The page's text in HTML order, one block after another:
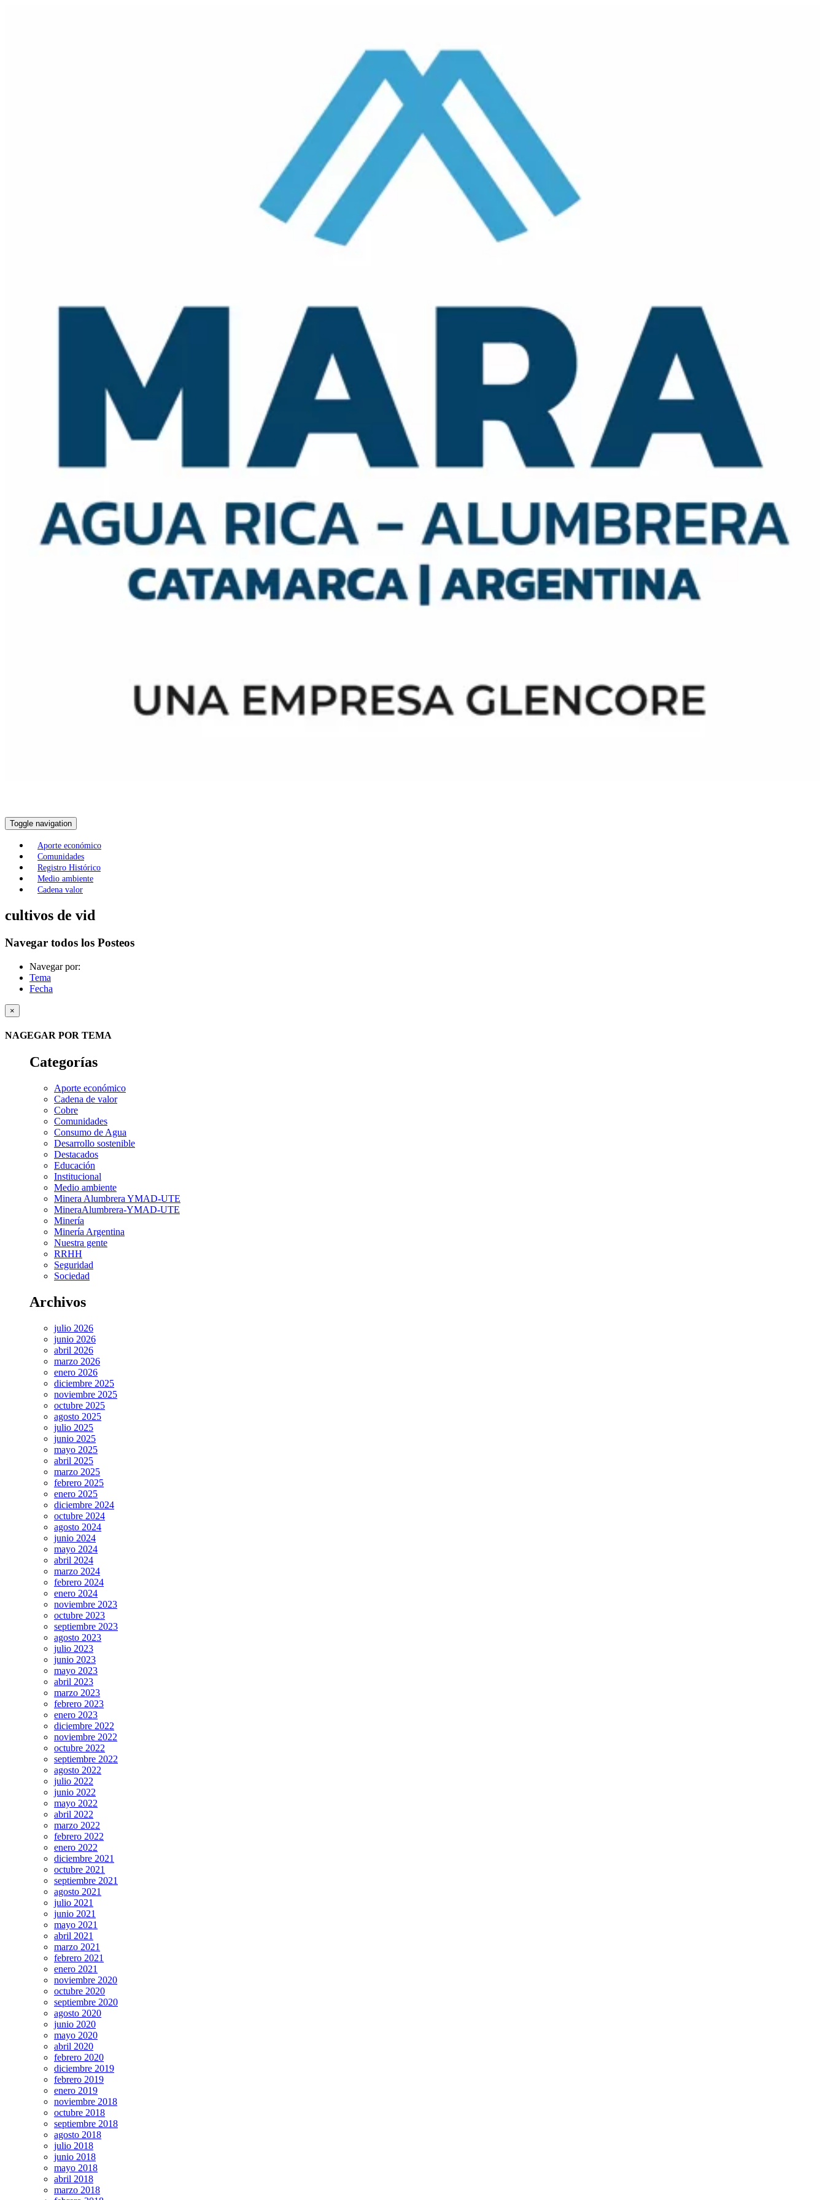
Toggle navigation
Aporte económico
Comunidades
Registro Histórico
Medio ambiente
Cadena valor
cultivos de vid
Navegar todos los Posteos
Navegar por:
Tema
Fecha
×
NAGEGAR POR TEMA
Categorías
Aporte económico
Cadena de valor
Cobre
Comunidades
Consumo de Agua
Desarrollo sostenible
Destacados
Educación
Institucional
Medio ambiente
Minera Alumbrera YMAD-UTE
MineraAlumbrera-YMAD-UTE
Minería
Minería Argentina
Nuestra gente
RRHH
Seguridad
Sociedad
Archivos
julio 2026
junio 2026
abril 2026
marzo 2026
enero 2026
diciembre 2025
noviembre 2025
octubre 2025
agosto 2025
julio 2025
junio 2025
mayo 2025
abril 2025
marzo 2025
febrero 2025
enero 2025
diciembre 2024
octubre 2024
agosto 2024
junio 2024
mayo 2024
abril 2024
marzo 2024
febrero 2024
enero 2024
noviembre 2023
octubre 2023
septiembre 2023
agosto 2023
julio 2023
junio 2023
mayo 2023
abril 2023
marzo 2023
febrero 2023
enero 2023
diciembre 2022
noviembre 2022
octubre 2022
septiembre 2022
agosto 2022
julio 2022
junio 2022
mayo 2022
abril 2022
marzo 2022
febrero 2022
enero 2022
diciembre 2021
octubre 2021
septiembre 2021
agosto 2021
julio 2021
junio 2021
mayo 2021
abril 2021
marzo 2021
febrero 2021
enero 2021
noviembre 2020
octubre 2020
septiembre 2020
agosto 2020
junio 2020
mayo 2020
abril 2020
febrero 2020
diciembre 2019
febrero 2019
enero 2019
noviembre 2018
octubre 2018
septiembre 2018
agosto 2018
julio 2018
junio 2018
mayo 2018
abril 2018
marzo 2018